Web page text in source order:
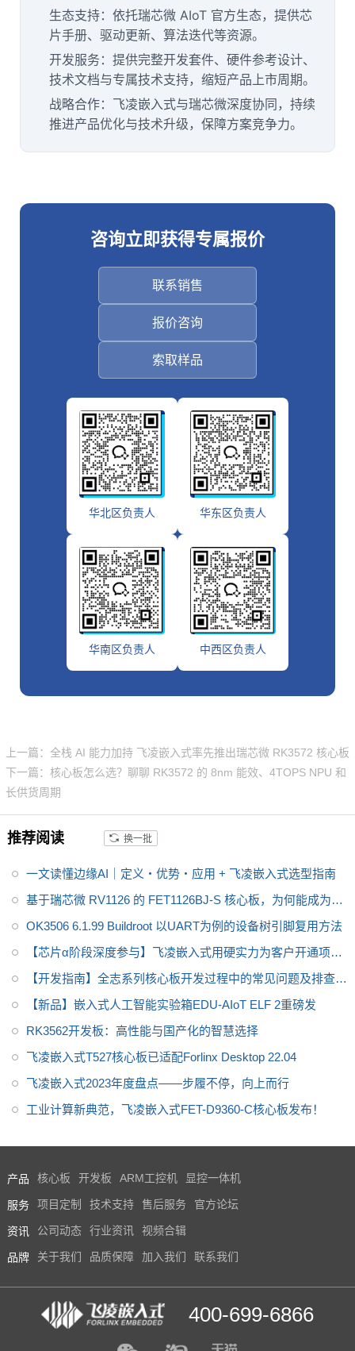
生态支持：依托瑞芯微 AIoT 官方生态，提供芯
片手册、驱动更新、算法迭代等资源。
开发服务：提供完整开发套件、硬件参考设计、
技术文档与专属技术支持，缩短产品上市周期。
战略合作：飞凌嵌入式与瑞芯微深度协同，持续
推进产品优化与技术升级，保障方案竞争力。
咨询立即获得专属报价
联系销售
报价咨询
索取样品
华北区负责人 华东区负责人
华南区负责人 中西区负责人
上一篇：全栈 AI 能力加持 飞凌嵌入式率先推出瑞芯微 RK3572 核心板
下一篇：核心板怎么选？聊聊 RK3572 的 8nm 能效、4TOPS NPU 和
长供货周期
推荐阅读 换一批
一文读懂边缘AI｜定义・优势・应用 + 飞凌嵌入式选型指南
基于瑞芯微 RV1126 的 FET1126BJ-S 核心板，为何能成为端
侧 AI 的工业级首选？
OK3506 6.1.99 Buildroot 以UART为例的设备树引脚复用方法
【芯片α阶段深度参与】飞凌嵌入式用硬实力为客户开通项目
开发“快车道”
【开发指南】全志系列核心板开发过程中的常见问题及排查策
略
【新品】嵌入式人工智能实验箱EDU-AIoT ELF 2重磅发
RK3562开发板：高性能与国产化的智慧选择
飞凌嵌入式T527核心板已适配Forlinx Desktop 22.04
飞凌嵌入式2023年度盘点——步履不停，向上而行
工业计算新典范，飞凌嵌入式FET-D9360-C核心板发布！
产品 核心板 开发板 ARM工控机 显控一体机
服务 项目定制 技术支持 售后服务 官方论坛
资讯 公司动态 行业资讯 视频合辑
品牌 关于我们 品质保障 加入我们 联系我们
400-699-6866